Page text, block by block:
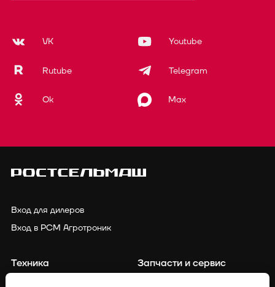
VK Youtube
Rutube Telegram
Ok Max
Вход для дилеров
Вход в РСМ Агротроник
Техника
Запчасти и сервис